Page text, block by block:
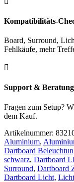
Kompatibilitäts-
Board, Surround,
Fehlkäufe, mehr

Support & Beratung
Fragen zum Setup?
dem Kauf.
Artikelnummer:
Aluminium,
Dartboard
schwarz, Dartboard
Surround, Dartboard
Dartboard Licht,